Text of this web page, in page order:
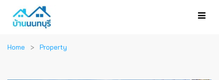
Home Property